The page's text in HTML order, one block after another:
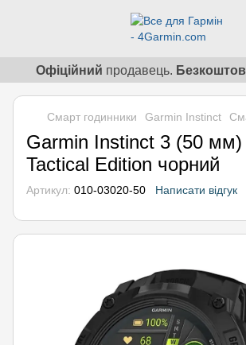
Офіційний продавець.
Смарт годинники Garmin Instinct
Garmin Instinct 3 (50 мм)
Tactical Edition чорний
Артикул: 010-03020-50 Написати відгук